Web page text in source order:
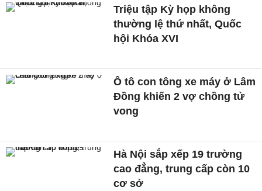
Triệu tập Kỳ họp không
thường lệ thứ nhất, Quốc
hội Khóa XVI
Ô tô con tông xe máy ở Lâm
Đồng khiến 2 vợ chồng tử
vong
Hà Nội sắp xếp 19 trường
cao đẳng, trung cấp còn 10
cơ sở